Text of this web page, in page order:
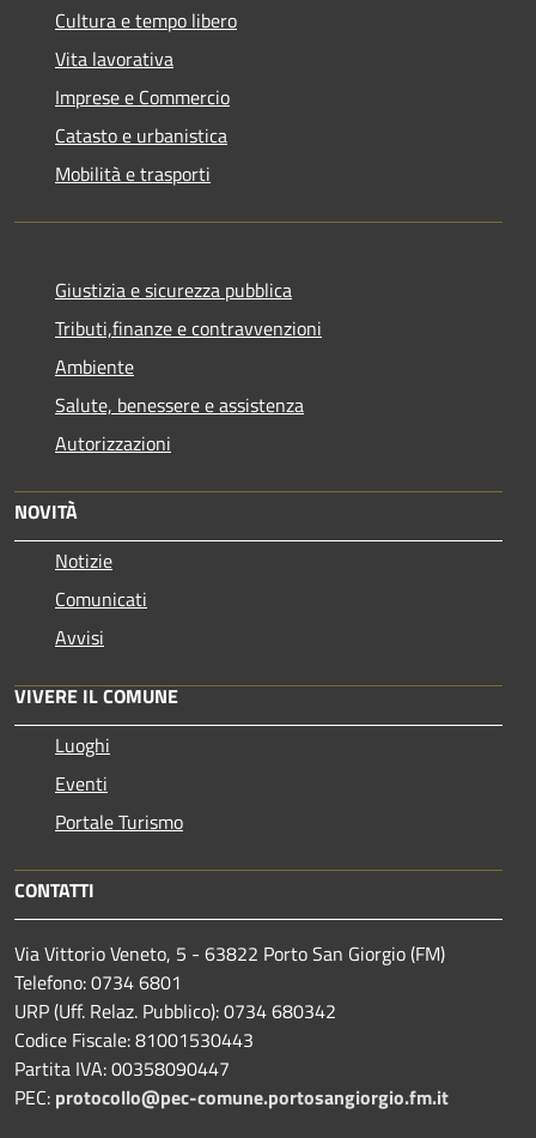
Cultura e tempo libero
Vita lavorativa
Imprese e Commercio
Catasto e urbanistica
Mobilità e trasporti
Giustizia e sicurezza pubblica
Tributi,finanze e contravvenzioni
Ambiente
Salute, benessere e assistenza
Autorizzazioni
NOVITÀ
Notizie
Comunicati
Avvisi
VIVERE IL COMUNE
Luoghi
Eventi
Portale Turismo
CONTATTI
Via Vittorio Veneto, 5 - 63822 Porto San Giorgio (FM)
Telefono: 0734 6801
URP (Uff. Relaz. Pubblico): 0734 680342
Codice Fiscale: 81001530443
Partita IVA: 00358090447
PEC: protocollo@pec-comune.portosangiorgio.fm.it